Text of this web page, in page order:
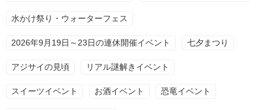
水かけ祭り・ウォーターフェス
2026年9月19日～23日の連休開催イベント 七夕まつり
アジサイの見頃 リアル謎解きイベント
スイーツイベント お酒イベント 恐竜イベント